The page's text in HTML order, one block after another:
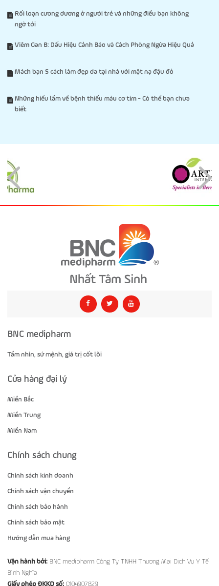
Rối loạn cương dương ở người trẻ và những điều bạn không
ngờ tới
Viêm Gan B: Dấu Hiệu Cảnh Báo và Cách Phòng Ngừa Hiệu Quả
Mách bạn 5 cách làm đẹp da tại nhà với mặt nạ đậu đỏ
Những hiểu lầm về bệnh thiếu máu cơ tim - Có thể bạn chưa
biết
BNC medipharm
Tầm nhìn, sứ mệnh, giá trị cốt lõi
Cửa hàng đại lý
Miền Bắc
Miền Trung
Miền Nam
Chính sách chung
Chính sách kinh doanh
Chính sách vận chuyển
Chính sách bảo hành
Chính sách bảo mật
Hướng dẫn mua hàng
Vận hành bởi: BNC medipharm Công Ty TNHH Thương Mại Dịch Vụ Y Tế
Bình Nghĩa
Giấy phép ĐKKD số: 0104907829